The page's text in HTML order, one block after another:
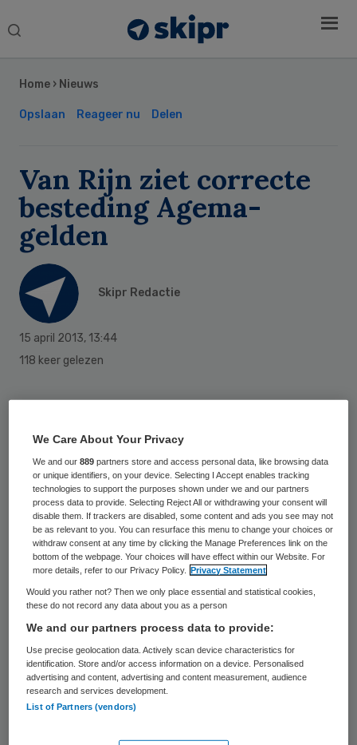
Search
Home › Nieuws
Opslaan Reageer nu Delen
Van Rijn ziet correcte
besteding Agema-
gelden
Skipr Redactie
15 april 2013, 13:44
118 keer gelezen
intensiveringsgelden voor de langdurige
zorg correct besteed. Dat heeft
staatssecretaris Martin van Rijn de Tweede
Kamer laten weten.
Van Rijn reageert hiermee op berichtgeving
in ondermeer het Algemeen Dagblad over
grootschaligoneigenlijk gebruik van de
zogeheten Agema-gelden. Deze gelden zijn
bedoeld om meer personeel in de
verzorging, verpleging en thuiszorg aan het
werk te zetten, maar worden volgens AD
voor allerlei zaken gebruikt, zoals
leidinggevenden, managementcursussen en
Sidebar
We Care About Your Privacy
We and our889 partners store and access personal data, like browsing data
or unique identifiers, on your device. Selecting I Accept enables tracking
technologies to support the purposes shown under we and our partners
process data to provide. Selecting Reject All or withdrawing your consent will
disable them. If trackers are disabled, some content and ads you see may not
be as relevant to you. You can resurface this menu to change your choices or
withdraw consent at any time by clicking the Manage Preferences link on the
bottom of the webpage. Your choices will have effect within our Website. For
more details, refer to our Privacy Policy.
Privacy Statement
Would you rather not? Then we only place essential and statistical cookies,
these do not record any data about you as a person
We and our partners process data to provide:
Use precise geolocation data. Actively scan device characteristics for
identification. Store and/or access information on a device. Personalised
advertising and content, advertising and content measurement, audience
research and services development.
List of Partners (vendors)